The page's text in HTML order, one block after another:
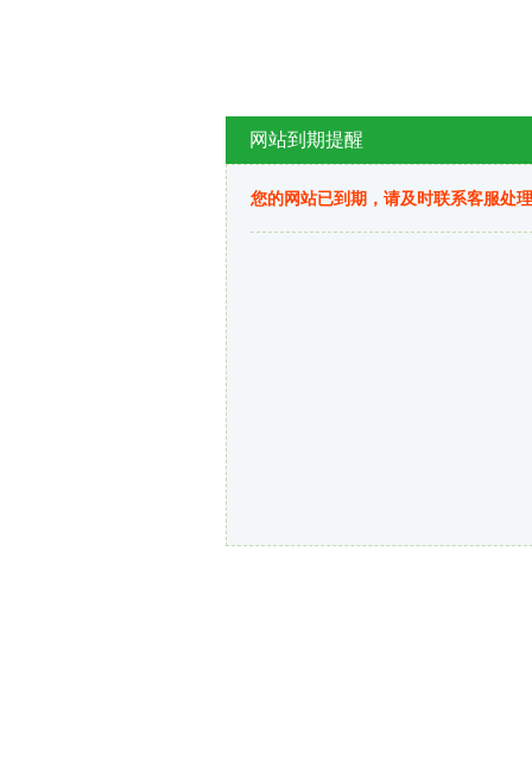
网站到期提醒
您的网站已到期，请及时联系客服处理